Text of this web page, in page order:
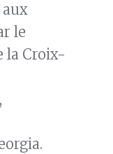
le
la Croix-